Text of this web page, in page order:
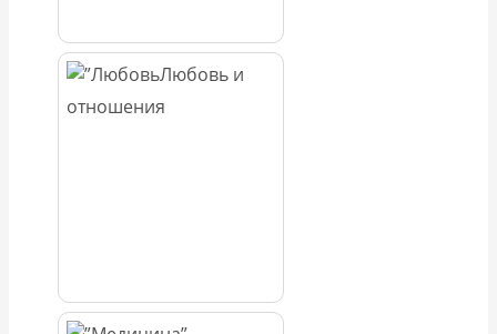
Любовь и
отношения